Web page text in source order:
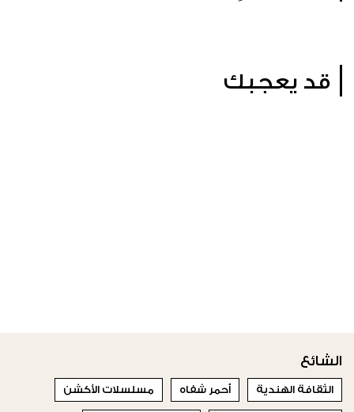
قد يعجبك
الشائع
الثقافة الهندية أحمر شفاه مسلسلات الأكشن